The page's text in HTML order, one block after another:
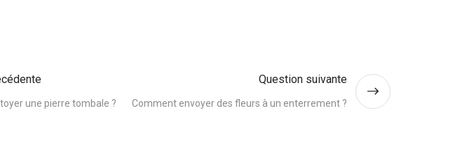
une pierre tombale ?
Question suivante
Comment envoyer des fleurs à un enterrement ?